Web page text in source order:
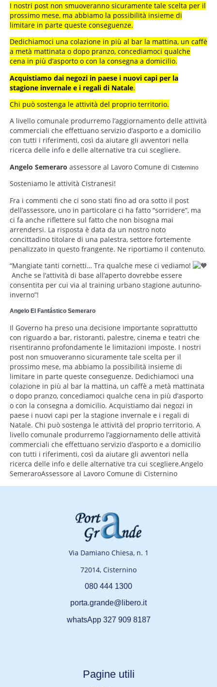
I nostri post non smuoveranno sicuramente tale scelta per il
prossimo mese, ma abbiamo la possibilità insieme di
limitare in parte queste conseguenze.
Dedichiamoci una colazione in più al bar la mattina, un caffè
a metà mattinata o dopo pranzo, concediamoci qualche
cena in più d’asporto o con la consegna a domicilio.
Acquistiamo dai negozi in paese i nuovi capi per la
stagione invernale e i regali di Natale.
Chi può sostenga le attività del proprio territorio.
A livello comunale produrremo l’aggiornamento delle attività
commerciali che effettuano servizio d’asporto e a domicilio
con tutti i riferimenti, così da aiutare gli avventori nella
ricerca delle info e delle alternative tra cui scegliere.
Angelo Semeraro assessore al Lavoro Comune di Cisternino
Sosteniamo le attività Cistranesi!
Fra i commenti che ci sono stati fino ad ora sotto il post
dell’assessore, uno in particolare ci ha fatto “sorridere”, ma
ci fa anche riflettere sul fatto che non bisogna mai
arrendersi. La risposta è data da un nostro noto
concittadino titolare di una palestra, settore fortemente
penalizzato in questo frangente. Ne riportiamo il contenuto.
“Mangiate tanti cornetti… Tra qualche mese ci vediamo!
Anche se l’attività di base all’aperto dovrebbe essere
consentita per cui via al training urbano stagione autunno-
inverno”!
Angelo El Fantástico Semeraro
Il Governo ha preso una decisione importante soprattutto
con riguardo a bar, ristoranti, palestre, cinema e teatri che
risentiranno profondamente le limitazioni imposte. I nostri
post non smuoveranno sicuramente tale scelta per il
prossimo mese, ma abbiamo la possibilità insieme di
limitare in parte queste conseguenze. Dedichiamoci una
colazione in più al bar la mattina, un caffè a metà mattinata
o dopo pranzo, concediamoci qualche cena in più d’asporto
o con la consegna a domicilio. Acquistiamo dai negozi in
paese i nuovi capi per la stagione invernale e i regali di
Natale. Chi può sostenga le attività del proprio territorio. A
livello comunale produrremo l’aggiornamento delle attività
commerciali che effettuano servizio d’asporto e a domicilio
con tutti i riferimenti, così da aiutare gli avventori nella
ricerca delle info e delle alternative tra cui scegliere.Angelo
SemeraroAssessore al Lavoro Comune di Cisternino
Via Damiano Chiesa, n. 1
72014, Cisternino
080 444 1300
porta.grande@libero.it
whatsApp 327 909 8187
Pagine utili